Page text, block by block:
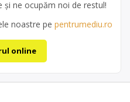
ne ocupăm noi de restul!
noastre pe pentrumediu.ro
online